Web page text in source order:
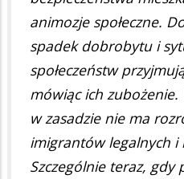
animozje społeczne.
spadek dobrobytu i
społeczeństw
mówiąc ich
w zasadzie nie ma
imigrantów legalnych i
Szczególnie teraz, gdy